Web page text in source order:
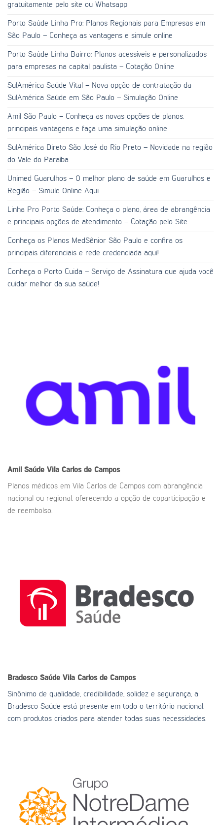
gratuitamente pelo site ou Whatsapp
Porto Saúde Linha Pro: Planos Regionais para Empresas em
São Paulo – Conheça as vantagens e simule online
Porto Saúde Linha Bairro: Planos acessíveis e personalizados
para empresas na capital paulista – Cotação Online
SulAmérica Saúde Vital – Nova opção de contratação da
SulAmérica Saúde em São Paulo – Simulação Online
Amil São Paulo – Conheça as novas opções de planos,
principais vantagens e faça uma simulação online
SulAmérica Direto São José do Rio Preto – Novidade na região
do Vale do Paraíba
Unimed Guarulhos – O melhor plano de saúde em Guarulhos e
Região – Simule Online Aqui
Linha Pro Porto Saúde: Conheça o plano, área de abrangência
e principais opções de atendimento – Cotação pelo Site
Conheça os Planos MedSênior São Paulo e confira os
principais diferenciais e rede credenciada aqui!
Conheça o Porto Cuida – Serviço de Assinatura que ajuda você
cuidar melhor da sua saúde!
Amil Saúde Vila Carlos de Campos
Planos médicos em Vila Carlos de Campos com abrangência
nacional ou regional, oferecendo a opção de coparticipação e
de reembolso.
Bradesco Saúde Vila Carlos de Campos
Sinônimo de qualidade, credibilidade, solidez e segurança, a
Bradesco Saúde está presente em todo o território nacional,
com produtos criados para atender todas suas necessidades.